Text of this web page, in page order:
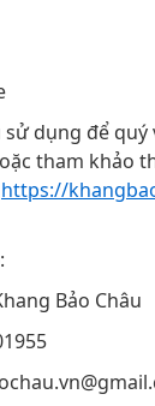
sử dụng để
tham khảo
https://
Bảo Châu